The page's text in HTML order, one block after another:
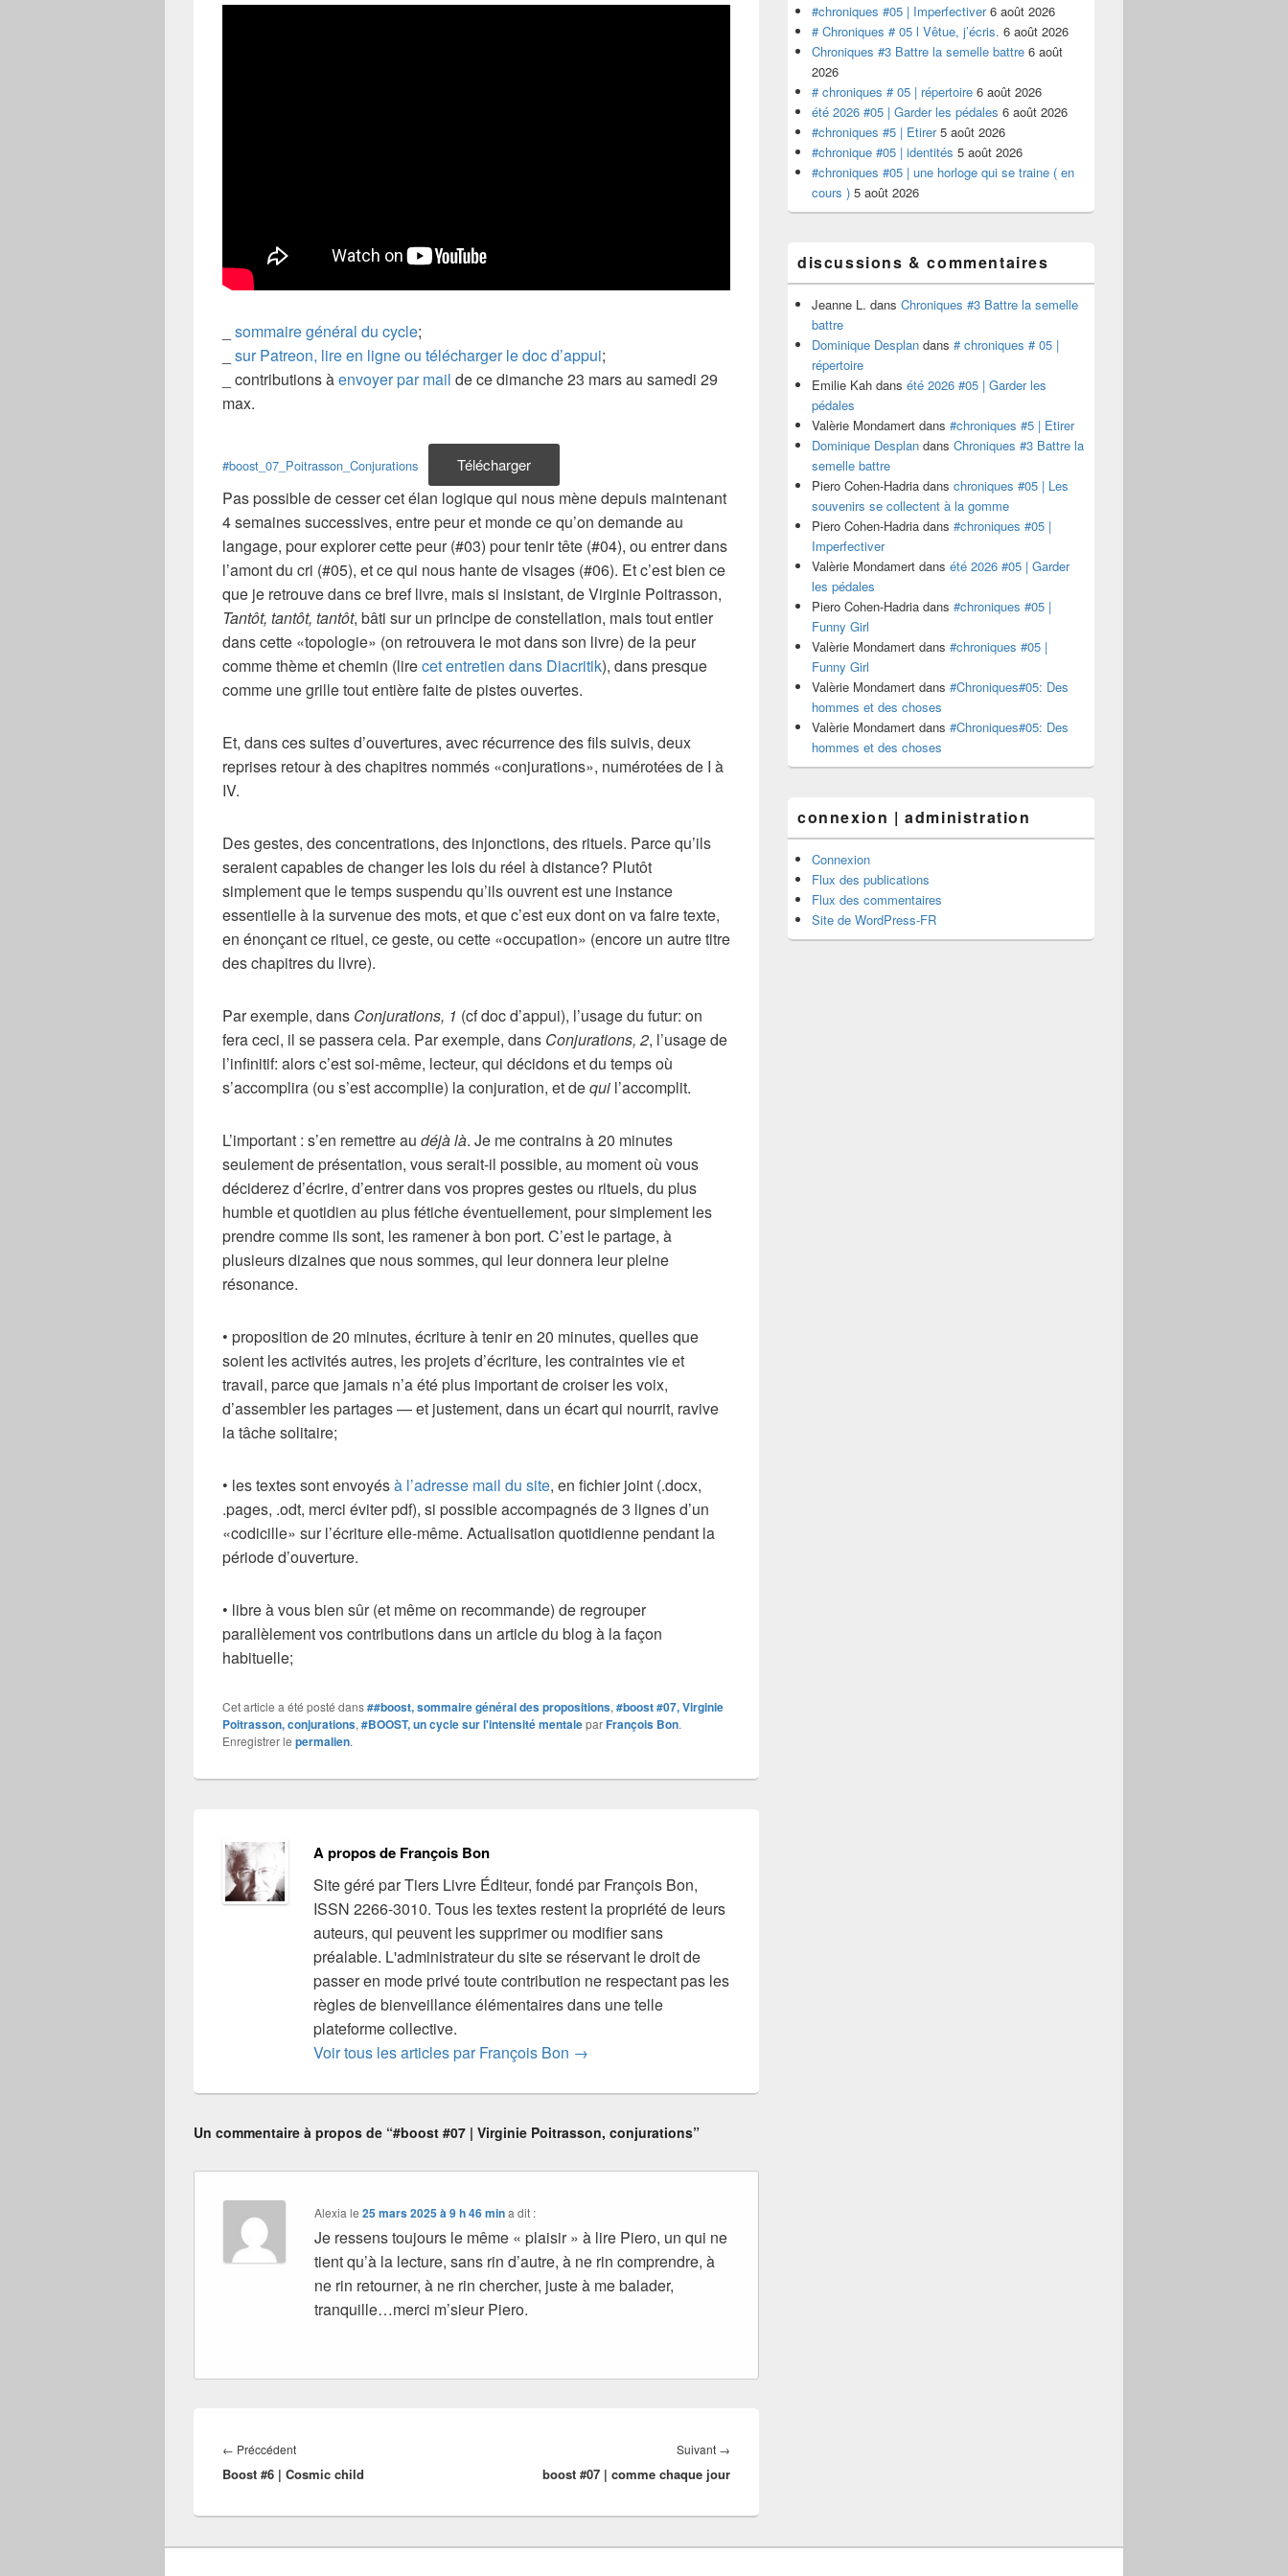
sommaire général du cycle;
sur Patreon, lire en ligne ou télécharger le doc d’appui;
_ contributions àenvoyer par mail de ce dimanche 23 mars au samedi 29
max.
#boost_07_Poitrasson_Conjurations Télécharger
Pas possible de cesser cet élan logique qui nous mène depuis maintenant
4 semaines successives, entre peur et monde ce qu’on demande au
langage, pour explorer cette peur (#03) pour tenir tête (#04), ou entrer dans
l’amont du cri (#05), et ce qui nous hante de visages (#06). Et c’est bien ce
que je retrouve dans ce bref livre, mais si insistant, de Virginie Poitrasson,
Tantôt, tantôt, tantôt, bâti sur un principe de constellation, mais tout entier
dans cette «topologie» (on retrouvera le mot dans son livre) de la peur
comme thème et chemin (lirecet entretien dans Diacritik), dans presque
comme une grille tout entière faite de pistes ouvertes.
Et, dans ces suites d’ouvertures, avec récurrence des fils suivis, deux
reprises retour à des chapitres nommés «conjurations», numérotées de I à
IV.
Des gestes, des concentrations, des injonctions, des rituels. Parce qu’ils
seraient capables de changer les lois du réel à distance? Plutôt
simplement que le temps suspendu qu’ils ouvrent est une instance
essentielle à la survenue des mots, et que c’est eux dont on va faire texte,
en énonçant ce rituel, ce geste, ou cette «occupation» (encore un autre titre
des chapitres du livre).
Par exemple, dans Conjurations, 1 (cf doc d’appui), l’usage du futur: on
fera ceci, il se passera cela. Par exemple, dans Conjurations, 2, l’usage de
l’infinitif: alors c’est soi-même, lecteur, qui décidons et du temps où
s’accomplira (ou s’est accomplie) la conjuration, et dequi l’accomplit.
L’important : s’en remettre au déjà là. Je me contrains à 20 minutes
seulement de présentation, vous serait-il possible, au moment où vous
déciderez d’écrire, d’entrer dans vos propres gestes ou rituels, du plus
humble et quotidien au plus fétiche éventuellement, pour simplement les
prendre comme ils sont, les ramener à bon port. C’est le partage, à
plusieurs dizaines que nous sommes, qui leur donnera leur pleine
résonance.
• proposition de 20 minutes, écriture à tenir en 20 minutes, quelles que
soient les activités autres, les projets d’écriture, les contraintes vie et
travail, parce que jamais n’a été plus important de croiser les voix,
d’assembler les partages — et justement, dans un écart qui nourrit, ravive
la tâche solitaire;
• les textes sont envoyésà l’adresse mail du site, en fichier joint (.docx,
.pages, .odt, merci éviter pdf), si possible accompagnés de 3 lignes d’un
«codicille» sur l’écriture elle-même. Actualisation quotidienne pendant la
période d’ouverture.
• libre à vous bien sûr (et même on recommande) de regrouper
parallèlement vos contributions dans un article du blog à la façon
habituelle;
Cet article a été posté dans##boost, sommaire général des propositions, #boost #07, Virginie
Poitrasson, conjurations, #BOOST, un cycle sur l'intensité mentaleparFrançois Bon.
Enregistrer le permalien.
A propos de François Bon
Site géré par Tiers Livre Éditeur, fondé par François Bon,
ISSN 2266-3010. Tous les textes restent la propriété de leurs
auteurs, qui peuvent les supprimer ou modifier sans
préalable. L'administrateur du site se réservant le droit de
passer en mode privé toute contribution ne respectant pas les
règles de bienveillance élémentaires dans une telle
plateforme collective.
Voir tous les articles par François Bon →
Un commentaire à propos de “#boost #07 | Virginie Poitrasson, conjurations”
Alexia le25 mars 2025 à 9 h 46 mina dit :
Je ressens toujours le même « plaisir » à lire Piero, un qui ne
tient qu’à la lecture, sans rin d’autre, à ne rin comprendre, à
ne rin retourner, à ne rin chercher, juste à me balader,
tranquille…merci m’sieur Piero.
de
l’article
← PréccédentArticle
précédent :
Boost #6 | Cosmic child
Suivant →
suivant :
boost #07 | comme chaque jour
#chroniques #05 | Imperfectiver 6 août 2026
# Chroniques # 05 l Vêtue, j’écris. 6 août 2026
Chroniques #3 Battre la semelle battre 6 août
2026
# chroniques # 05 | répertoire 6 août 2026
été 2026 #05 | Garder les pédales 6 août 2026
#chroniques #5 | Etirer 5 août 2026
#chronique #05 | identités 5 août 2026
#chroniques #05 | une horloge qui se traine ( en
cours ) 5 août 2026
discussions & commentaires
Jeanne L. dans Chroniques #3 Battre la semelle
battre
Dominique Desplan dans # chroniques # 05 |
répertoire
Emilie Kah dans été 2026 #05 | Garder les
pédales
Valèrie Mondamert dans #chroniques #5 | Etirer
Dominique Desplan dans Chroniques #3 Battre la
semelle battre
Piero Cohen-Hadria dans chroniques #05 | Les
souvenirs se collectent à la gomme
Piero Cohen-Hadria dans #chroniques #05 |
Imperfectiver
Valèrie Mondamert dans été 2026 #05 | Garder
les pédales
Piero Cohen-Hadria dans #chroniques #05 |
Funny Girl
Valèrie Mondamert dans #chroniques #05 |
Funny Girl
Valèrie Mondamert dans #Chroniques#05: Des
hommes et des choses
Valèrie Mondamert dans #Chroniques#05: Des
hommes et des choses
connexion | administration
Connexion
Flux des publications
Flux des commentaires
Site de WordPress-FR